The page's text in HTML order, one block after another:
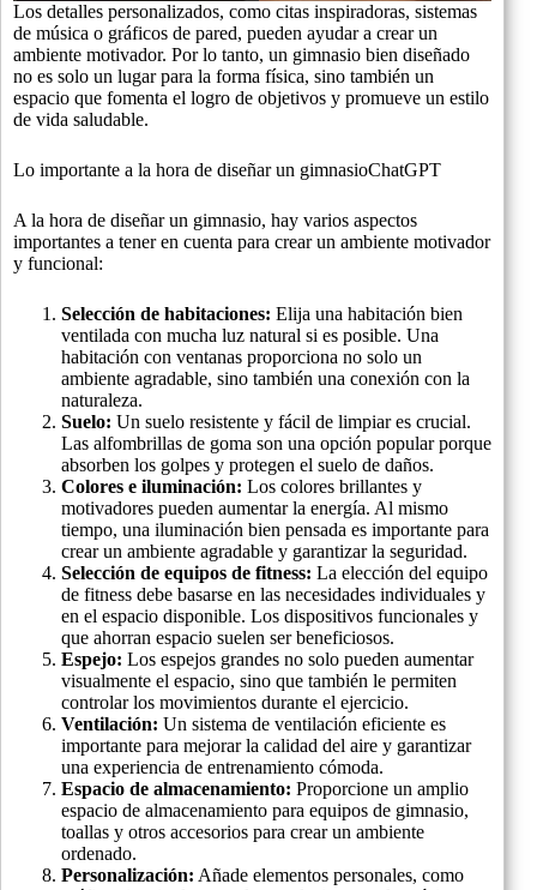
Los detalles personalizados, como citas inspiradoras, sistemas
de música o gráficos de pared, pueden ayudar a crear un
ambiente motivador. Por lo tanto, un gimnasio bien diseñado
no es solo un lugar para la forma física, sino también un
espacio que fomenta el logro de objetivos y promueve un estilo
de vida saludable.
Lo importante a la hora de diseñar un gimnasioChatGPT
A la hora de diseñar un gimnasio, hay varios aspectos
importantes a tener en cuenta para crear un ambiente motivador
y funcional:
Selección de habitaciones: Elija una habitación bien
ventilada con mucha luz natural si es posible. Una
habitación con ventanas proporciona no solo un
ambiente agradable, sino también una conexión con la
naturaleza.
Suelo: Un suelo resistente y fácil de limpiar es crucial.
Las alfombrillas de goma son una opción popular porque
absorben los golpes y protegen el suelo de daños.
Colores e iluminación: Los colores brillantes y
motivadores pueden aumentar la energía. Al mismo
tiempo, una iluminación bien pensada es importante para
crear un ambiente agradable y garantizar la seguridad.
Selección de equipos de fitness: La elección del equipo
de fitness debe basarse en las necesidades individuales y
en el espacio disponible. Los dispositivos funcionales y
que ahorran espacio suelen ser beneficiosos.
Espejo: Los espejos grandes no solo pueden aumentar
visualmente el espacio, sino que también le permiten
controlar los movimientos durante el ejercicio.
Ventilación: Un sistema de ventilación eficiente es
importante para mejorar la calidad del aire y garantizar
una experiencia de entrenamiento cómoda.
Espacio de almacenamiento: Proporcione un amplio
espacio de almacenamiento para equipos de gimnasio,
toallas y otros accesorios para crear un ambiente
ordenado.
Personalización: Añade elementos personales, como